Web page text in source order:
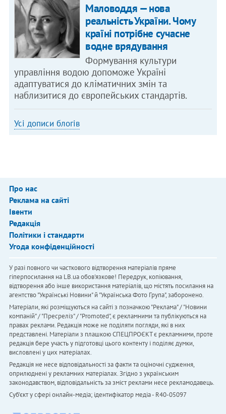
Маловоддя — нова
реальність України. Чому
країні потрібне сучасне
водне врядування
Формування культури
управління водою допоможе Україні
адаптуватися до кліматичних змін та
наблизитися до європейських стандартів.
Усі дописи блогів
Про нас
Реклама на сайті
Івенти
Редакція
Політики і стандарти
Угода конфіденційності
У разі повного чи часткового відтворення матеріалів пряме
гіперпосилання на LB.ua обов'язкове! Передрук, копіювання,
відтворення або інше використання матеріалів, що містять посилання на
агентство "Українськi Новини" й "Українська Фото Група", заборонено.
Матеріали, які розміщуються на сайті з позначкою "Реклама" / "Новини
компаній" / "Пресреліз" / "Promoted", є рекламними та публікуються на
правах реклами. Редакція може не поділяти погляди, які в них
представлені. Матеріали з плашкою СПЕЦПРОЄКТ є рекламними, проте
редакція бере участь у підготовці цього контенту і поділяє думки,
висловлені у цих матеріалах.
Редакція не несе відповідальності за факти та оціночні судження,
оприлюднені у рекламних матеріалах. Згідно з українським
законодавством, відповідальність за зміст реклами несе рекламодавець.
Cуб'єкт у сфері онлайн-медіа; ідентифікатор медіа - R40-05097